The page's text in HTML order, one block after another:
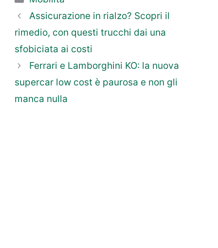
Assicurazione in rialzo? Scopri il
rimedio, con questi trucchi dai una
sfobiciata ai costi
Ferrari e Lamborghini KO: la nuova
supercar low cost è paurosa e non gli
manca nulla